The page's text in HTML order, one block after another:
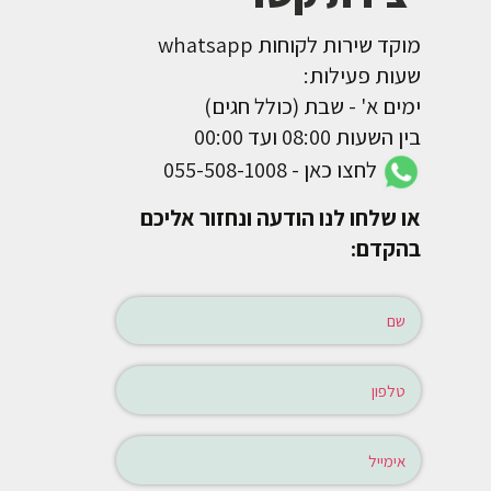
מוקד שירות לקוחות whatsapp
שעות פעילות:
ימים א' - שבת (כולל חגים)
בין השעות 08:00 ועד 00:00
לחצו כאן - 055-508-1008
או שלחו לנו הודעה ונחזור אליכם
בהקדם: